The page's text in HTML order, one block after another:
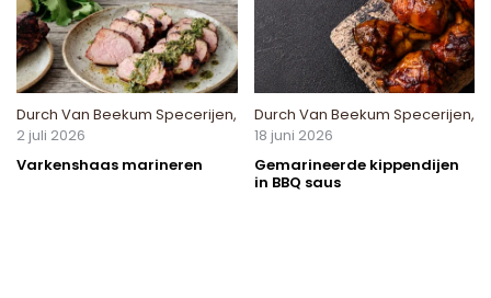
Durch Van Beekum Specerijen,
2 juli 2026
Varkenshaas marineren
Durch Van Beekum Specerijen,
18 juni 2026
Gemarineerde kippendijen
in BBQ saus